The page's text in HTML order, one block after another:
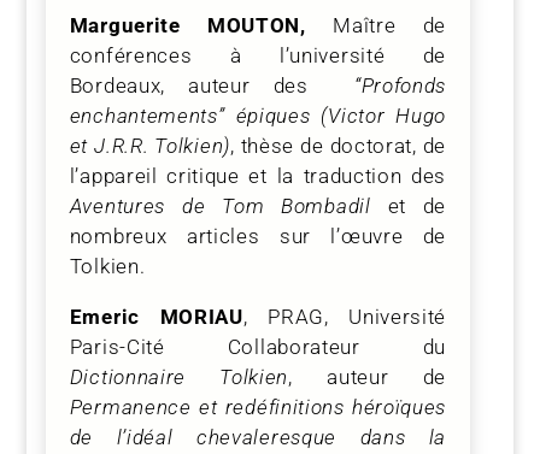
Marguerite MOUTON, Maître de
conférences à l’université de
Bordeaux, auteur des
“Profonds
enchantements” épiques (Victor Hugo
et J.R.R. Tolkien), thèse de doctorat, de
l’appareil critique et la traduction des
Aventures de Tom Bombadil et de
nombreux articles sur l’œuvre de
Tolkien.
Emeric MORIAU, PRAG, Université
Paris-Cité Collaborateur du
Dictionnaire Tolkien, auteur de
Permanence et redéfinitions héroïques
de l’idéal chevaleresque dans la